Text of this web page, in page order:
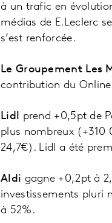
à un trafic en
médias de E.Leclerc
s’est renforcée.
Le Groupement Les
contribution du
Lidl
prend +0,5pt de
plus nombreux (+310
24,7€). Lidl a été
Aldi gagne +0,2pt à
investissements pluri
à 52%.